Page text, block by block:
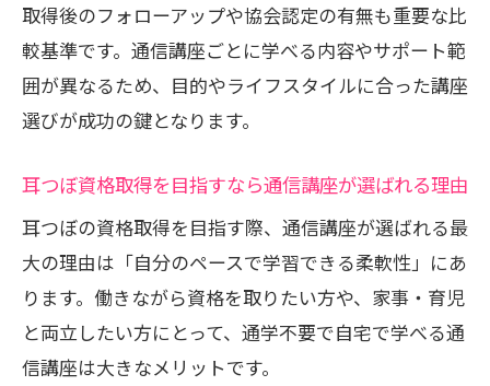
通信講座で学ぶ副業としての耳つぼ活用
法
資格取得後のサロン運営サポート体制を
紹介
副業成功のために押さえたい通信講座の
サポートが充実する耳つぼ資格講座の選び方
サポート体制が手厚いセラピスト通信講
座一覧
受講中に困った時のサポート内容を比較
取得後のフォローアップや協会認定の有無も重要な比
較基準です。通信講座ごとに学べる内容やサポート範
囲が異なるため、目的やライフスタイルに合った講座
選びが成功の鍵となります。
耳つぼ資格取得を目指すなら通信講座が選ばれる理由
耳つぼの資格取得を目指す際、通信講座が選ばれる最
大の理由は「自分のペースで学習できる柔軟性」にあ
ります。働きながら資格を取りたい方や、家事・育児
と両立したい方にとって、通学不要で自宅で学べる通
信講座は大きなメリットです。